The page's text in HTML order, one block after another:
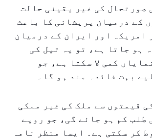
صورتحال کی غیر یقینی حالت
کے درمیان پریشانی کا باعث
امریکہ اور ایران کے درمیان
ہو جاتا ہے، تو یہ تیل کی
کمی لا سکتا ہے، جو
بہت فائدہ مند ہو گا۔
قیمتوں سے ملک کی غیر ملکی
طلب کم ہو جائے گی، جو روپے
کر سکتی ہے۔ ایسا منظر نامہ